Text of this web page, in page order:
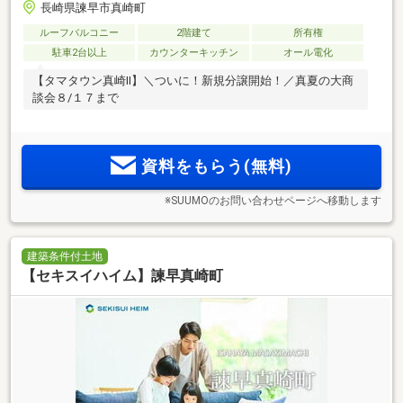
長崎県諫早市真崎町
ルーフバルコニー 2階建て
所有権
駐車2台以上
カウンターキッチン オール電化
【タマタウン真崎Ⅱ】＼ついに！新規分譲開始！／真夏の大商
談会８/１７まで
資料をもらう(無料)
※SUUMOのお問い合わせページへ移動します
建築条件付土地
【セキスイハイム】諫早真崎町